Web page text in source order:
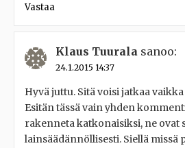
Vastaa
Klaus Tuurala sanoo:
24.1.2015 14:37
Hyvä juttu. Sitä voisi jatkaa
Esitän tässä vain yhden
rakenneta katkonaisiksi, ne ovat
lainsäädännöllisesti. Siellä missä